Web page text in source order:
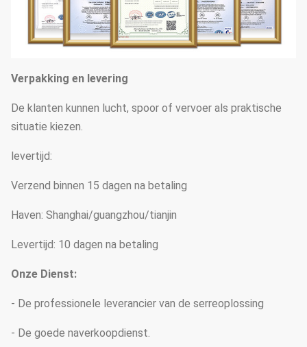
Verpakking en levering
De klanten kunnen lucht, spoor of vervoer als praktische
situatie kiezen.
levertijd:
Verzend binnen 15 dagen na betaling
Haven: Shanghai/guangzhou/tianjin
Levertijd: 10 dagen na betaling
Onze Dienst:
- De professionele leverancier van de serreoplossing
- De goede naverkoopdienst.